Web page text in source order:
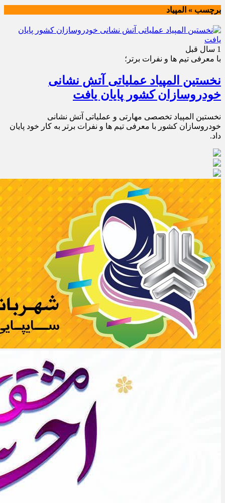
برچسب » المپیاد
1 سال قبل
با معرفی تیم ها و نفرات برتر؛
​​​​​​نخستین المپیاد عملیاتی آتش نشانی
خودروسازان کشور پایان یافت
​​نخستین المپیاد تخصصی مهارتی و عملیاتی آتش نشانی
خودروسازان کشور با معرفی تیم ها و نفرات برتر به کار خود پایان
داد.